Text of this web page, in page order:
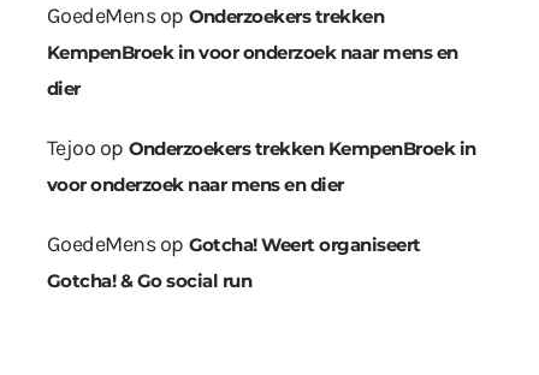
GoedeMensop Onderzoekers trekken
KempenBroek in voor onderzoek naar mens en
dier
Tejoo op Onderzoekers trekken KempenBroek in
voor onderzoek naar mens en dier
GoedeMensop Gotcha! Weert organiseert
Gotcha! & Go social run